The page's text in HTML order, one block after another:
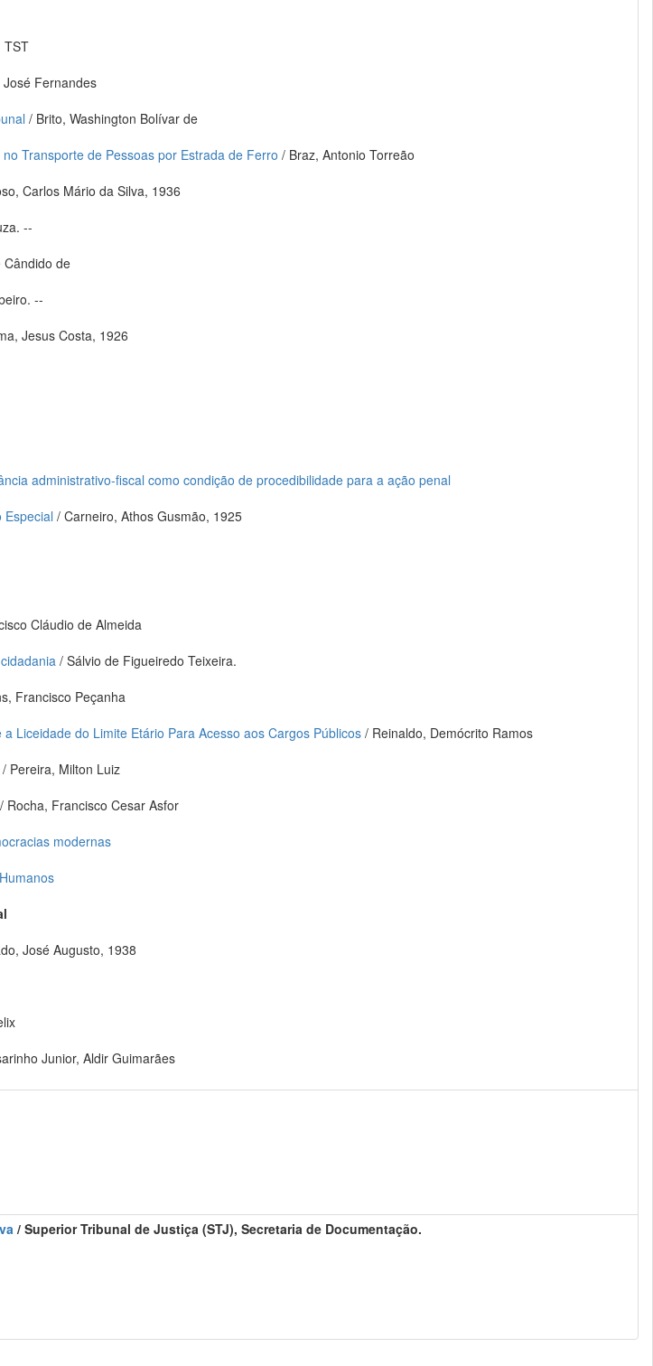
TST
Fernandes
/ Brito, Washington Bolívar de
Transporte de Pessoas por Estrada de Ferro / Braz, Antonio Torreão
Carlos Mário da Silva, 1936
--
Cândido de
--
Jesus Costa, 1926
administrativo-fiscal como condição de procedibilidade para a ação penal
Especial / Carneiro, Athos Gusmão, 1925
Cláudio de Almeida
/ Sálvio de Figueiredo Teixeira.
Francisco Peçanha
Liceidade do Limite Etário Para Acesso aos Cargos Públicos / Reinaldo, Demócrito Ramos
/ Pereira, Milton Luiz
/ Rocha, Francisco Cesar Asfor
modernas
José Augusto, 1938
Junior, Aldir Guimarães
/ Superior Tribunal de Justiça (STJ), Secretaria de Documentação.